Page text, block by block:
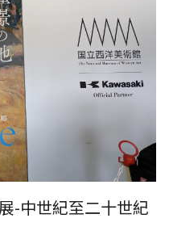
-中世紀至二十世紀